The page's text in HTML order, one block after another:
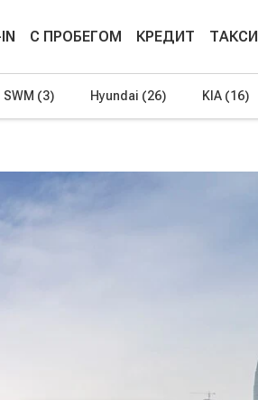
С ПРОБЕГОМ КРЕДИТ ТАКСИ
SWM (3) Hyundai (26) KIA (16)